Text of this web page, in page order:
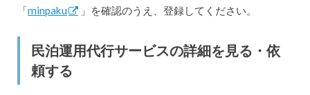
「minpaku 」を確認のうえ、登録してください。
民泊運用代行サービスの詳細を見る・依
頼する